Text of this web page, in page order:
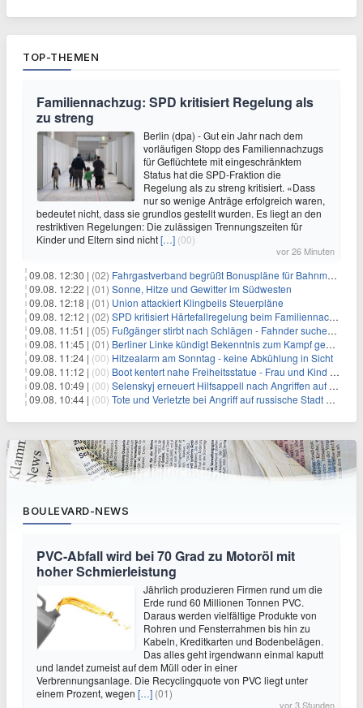
TOP-THEMEN
Familiennachzug: SPD kritisiert Regelung als
zu streng
Berlin (dpa) - Gut ein Jahr nach dem
vorläufigen Stopp des Familiennachzugs
für Geflüchtete mit eingeschränktem
Status hat die SPD-Fraktion die
Regelung als zu streng kritisiert. «Dass
nur so wenige Anträge erfolgreich waren,
bedeutet nicht, dass sie grundlos gestellt wurden. Es liegt an den
restriktiven Regelungen: Die zulässigen Trennungszeiten für
Kinder und Eltern sind nicht[…] (00)
vor 26 Minuten
09.08. 12:30 | (02) Fahrgastverband begrüßt Bonuspläne für Bahnmanager
09.08. 12:22 | (01) Sonne, Hitze und Gewitter im Südwesten
09.08. 12:18 | (01) Union attackiert Klingbeils Steuerpläne
09.08. 12:12 | (02) SPD kritisiert Härtefallregelung beim Familiennachzug als zu streng
09.08. 11:51 | (05) Fußgänger stirbt nach Schlägen - Fahnder suchen Autofahrer
09.08. 11:45 | (01) Berliner Linke kündigt Bekenntnis zum Kampf gegen Antisemitismus an
09.08. 11:24 | (00) Hitzealarm am Sonntag - keine Abkühlung in Sicht
09.08. 11:12 | (00) Boot kentert nahe Freiheitsstatue - Frau und Kind sterben
09.08. 10:49 | (00) Selenskyj erneuert Hilfsappell nach Angriffen auf mehrere Städte
09.08. 10:44 | (00) Tote und Verletzte bei Angriff auf russische Stadt Belgorod
BOULEVARD-NEWS
PVC-Abfall wird bei 70 Grad zu Motoröl mit
hoher Schmierleistung
Jährlich produzieren Firmen rund um die
Erde rund 60 Millionen Tonnen PVC.
Daraus werden vielfältige Produkte von
Rohren und Fensterrahmen bis hin zu
Kabeln, Kreditkarten und Bodenbelägen.
Das alles geht irgendwann einmal kaputt
und landet zumeist auf dem Müll oder in einer
Verbrennungsanlage. Die Recyclingquote von PVC liegt unter
einem Prozent, wegen […] (01)
vor 3 Stunden